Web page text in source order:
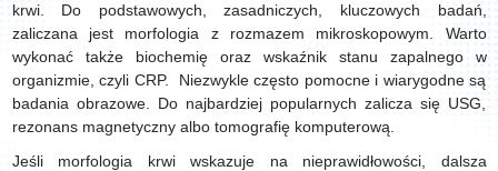
krwi. Do podstawowych, zasadniczych, kluczowych badań,
zaliczana jest morfologia z rozmazem mikroskopowym. Warto
wykonać także biochemię oraz wskaźnik stanu zapalnego w
organizmie, czyli CRP. Niezwykle często pomocne i wiarygodne są
badania obrazowe. Do najbardziej popularnych zalicza się USG,
rezonans magnetyczny albo tomografię komputerową.
Jeśli morfologia krwi wskazuje na nieprawidłowości, dalsza